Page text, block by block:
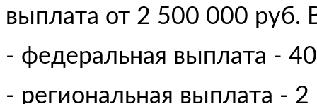
выплата от 2 500 000 руб.
- федеральная выплата -
- региональная выплата -